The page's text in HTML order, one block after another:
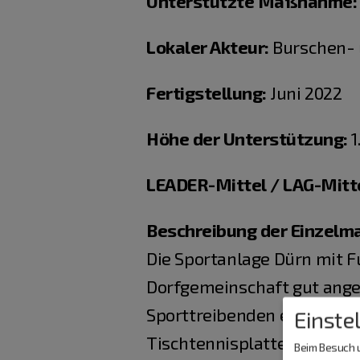
Lokaler Akteur: Burschen-
Fertigstellung: Juni 2022
Höhe der Unterstützung:
LEADER-Mittel / LAG-
Beschreibung der
Die Sportanlage Dürn mit
Dorfgemeinschaft gut
Sporttreibenden eine
Tischtennisplatte, wie es
Beim